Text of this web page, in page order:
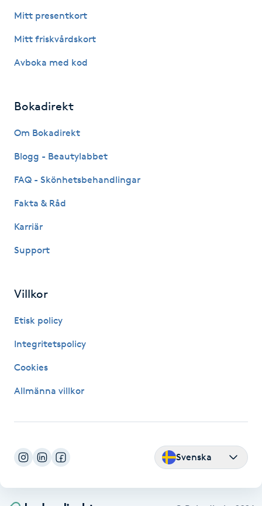
Hot yoga
Hyaluronsyra
Hyperhidros
Hårborttagning
Hårförlängning
Hårvård
Idrottsmassage
Mitt presentkort
Mitt friskvårdskort
Avboka med kod
Bokadirekt
Om Bokadirekt
Blogg - Beautylabbet
FAQ - Skönhetsbehandlingar
Fakta & Råd
Karriär
Support
Villkor
Etisk policy
Integritetspolicy
Cookies
Allmänna villkor
Svenska